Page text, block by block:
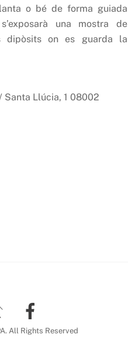
o bé de forma guiada
una mostra de
dipòsits on es guarda la
Llúcia, 1 08002
All Rights Reserved